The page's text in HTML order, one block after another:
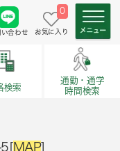
い合わせ
0
お気に入り
検索
通勤・通学
時間検索
5[MAP]